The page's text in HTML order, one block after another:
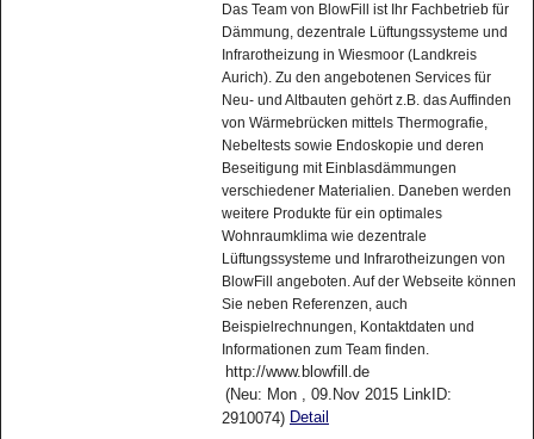
Das Team von BlowFill ist Ihr Fachbetrieb für
Dämmung, dezentrale Lüftungssysteme und
Infrarotheizung in Wiesmoor (Landkreis
Aurich). Zu den angebotenen Services für
Neu- und Altbauten gehört z.B. das Auffinden
von Wärmebrücken mittels Thermografie,
Nebeltests sowie Endoskopie und deren
Beseitigung mit Einblasdämmungen
verschiedener Materialien. Daneben werden
weitere Produkte für ein optimales
Wohnraumklima wie dezentrale
Lüftungssysteme und Infrarotheizungen von
BlowFill angeboten. Auf der Webseite können
Sie neben Referenzen, auch
Beispielrechnungen, Kontaktdaten und
Informationen zum Team finden.
http://www.blowfill.de
(Neu: Mon , 09.Nov 2015 LinkID:
2910074) Detail